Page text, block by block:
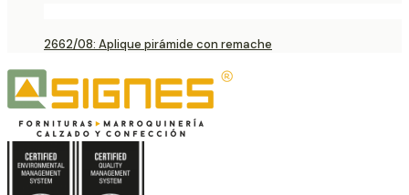
2662/08: Aplique pirámide con remache